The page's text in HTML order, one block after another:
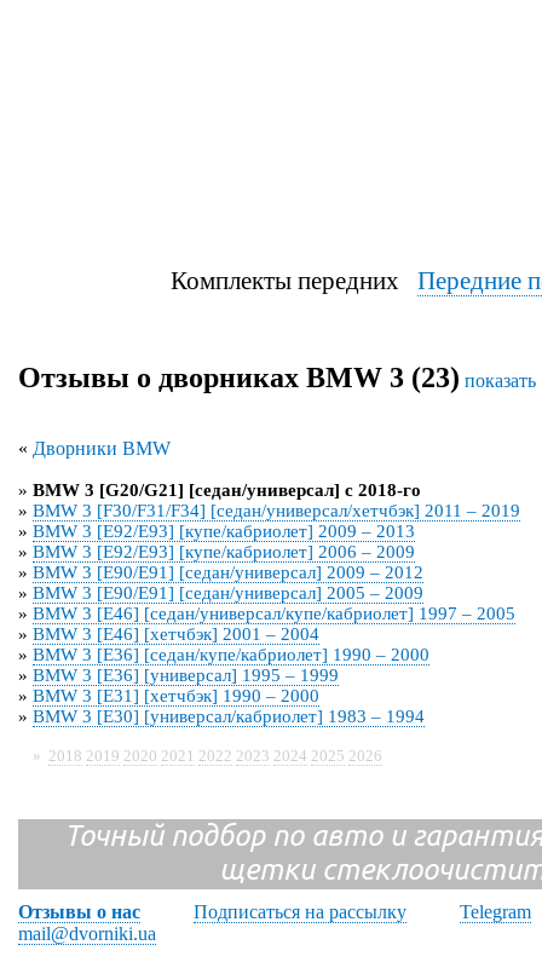
Комплекты передних Передние
Отзывы о дворниках BMW 3 (23) показать
« Дворники BMW
» BMW 3 [G20/G21] [седан/универсал] с 2018-го
» BMW 3 [F30/F31/F34] [седан/универсал/хетчбэк] 2011 – 2019
» BMW 3 [E92/E93] [купе/кабриолет] 2009 – 2013
» BMW 3 [E92/E93] [купе/кабриолет] 2006 – 2009
» BMW 3 [E90/E91] [седан/универсал] 2009 – 2012
» BMW 3 [E90/E91] [седан/универсал] 2005 – 2009
» BMW 3 [E46] [седан/универсал/купе/кабриолет] 1997 – 2005
» BMW 3 [E46] [хетчбэк] 2001 – 2004
» BMW 3 [E36] [седан/купе/кабриолет] 1990 – 2000
» BMW 3 [E36] [универсал] 1995 – 1999
» BMW 3 [E31] [хетчбэк] 1990 – 2000
» BMW 3 [E30] [универсал/кабриолет] 1983 – 1994
» 2018 2019 2020 2021 2022 2023 2024 2025 2026
Точный подбор по авто и
щетки
Отзывы о нас Подписаться на рассылку
Telegram
mail@dvorniki.ua